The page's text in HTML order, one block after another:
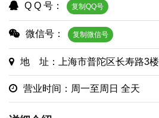
Q Q 号： 复制QQ号
微信号： 复制微信号
地 址：上海市普陀区长寿路3楼
营业时间：周一至周日 全天